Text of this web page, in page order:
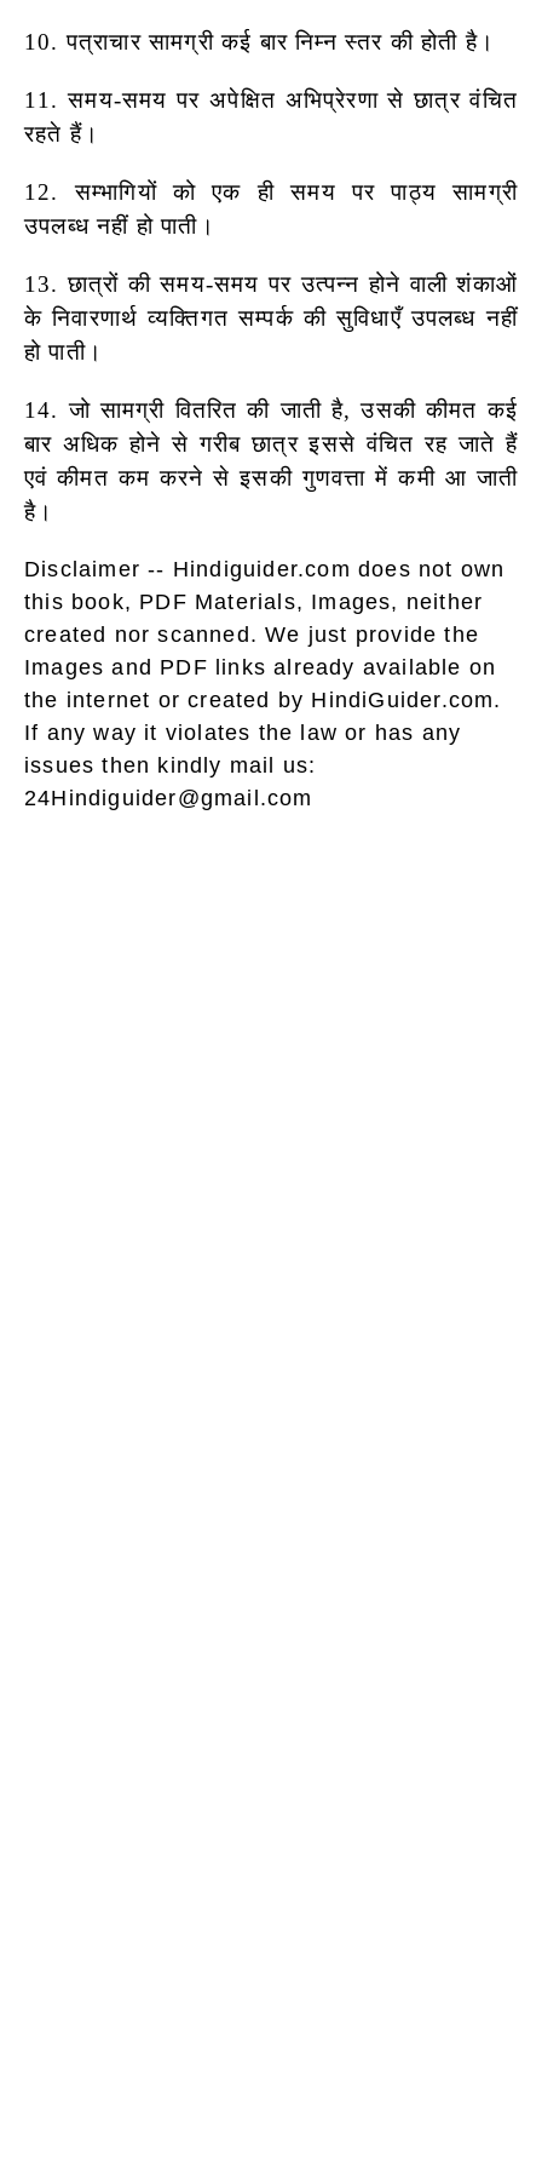
10. पत्राचार सामग्री कई बार निम्न स्तर की होती है।
11. समय-समय पर अपेक्षित अभिप्रेरणा से छात्र वंचित
रहते हैं।
12. सम्भागियों को एक ही समय पर पाठ्य सामग्री
उपलब्ध नहीं हो पाती।
13. छात्रों की समय-समय पर उत्पन्न होने वाली शंकाओं
के निवारणार्थ व्यक्तिगतसम्पर्क की सुविधाएँ उपलब्ध नहीं
हो पाती।
14. जो सामग्री वितरित की जाती है, उसकी कीमत कई
बार अधिक होने से गरीब छात्र इससे वंचित रह जाते हैं
एवं कीमत कम करने से इसकी गुणवत्ता में कमी आ जाती
है।
Disclaimer -- Hindiguider.com does not own
this book, PDF Materials, Images, neither
created nor scanned. We just provide the
Images and PDF links already available on
the internet or created by HindiGuider.com.
If any way it violates the law or has any
issues then kindly mail us:
24Hindiguider@gmail.com